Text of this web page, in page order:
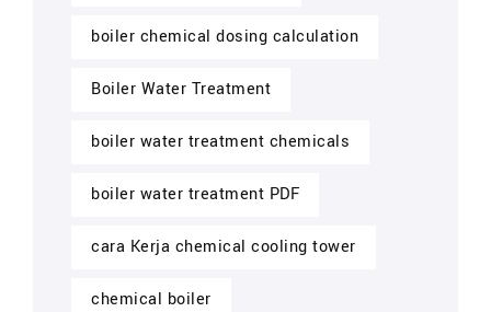
boiler chemical dosing calculation
Boiler Water Treatment
boiler water treatment chemicals
boiler water treatment PDF
cara Kerja chemical cooling tower
chemical boiler